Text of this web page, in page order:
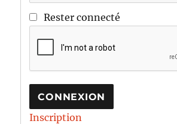
Rester connecté
CONNEXION
Inscription